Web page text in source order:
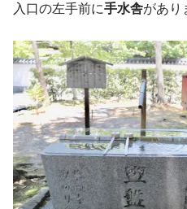
入口の左手前に手水舎があり